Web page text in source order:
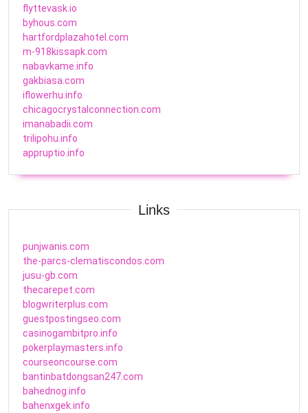
flyttevask.io
byhous.com
hartfordplazahotel.com
m-918kissapk.com
nabavkame.info
gakbiasa.com
iflowerhu.info
chicagocrystalconnection.com
imanabadii.com
trilipohu.info
appruptio.info
Links
punjwanis.com
the-parcs-clematiscondos.com
jusu-gb.com
thecarepet.com
blogwriterplus.com
guestpostingseo.com
casinogambitpro.info
pokerplaymasters.info
courseoncourse.com
bantinbatdongsan247.com
bahednog.info
bahenxgek.info